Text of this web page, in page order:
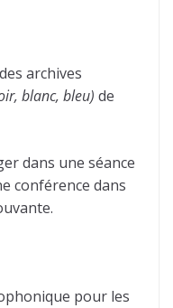
archives
blanc, bleu) de
dans une séance
conférence dans
pour les